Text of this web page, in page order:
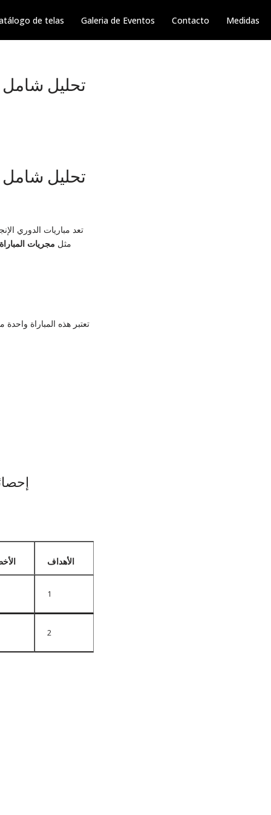
de telas Galeria de Eventos Contacto Medidas
تحليل شامل
تحليل شامل
تعد مباريات الدوري
مثل مجريات
تعتبر هذه المباراة
الأهداف
1
2